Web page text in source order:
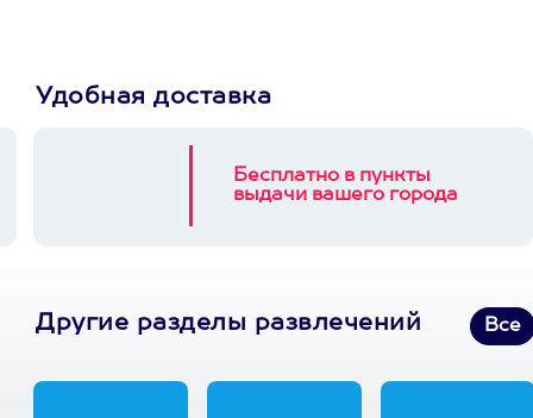
Удобная доставка
Бесплатно в пункты
выдачи вашего города
Другие разделы развлечений Все